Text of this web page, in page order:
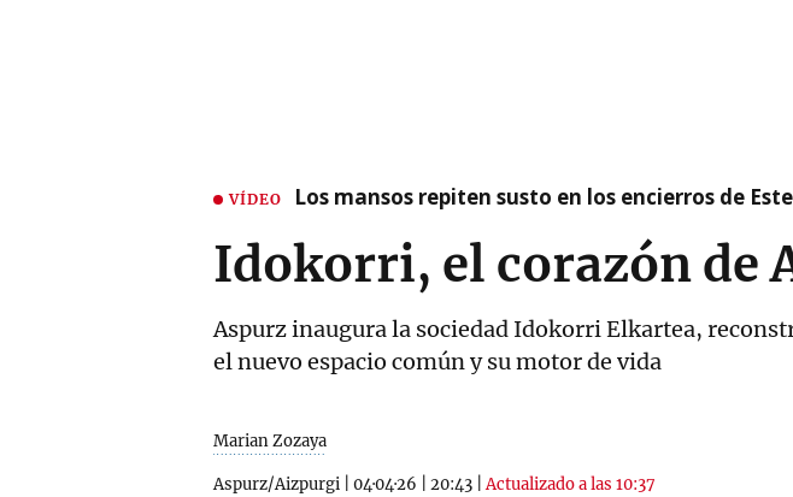
VÍDEO Los mansos repiten susto en los encierros de
Idokorri, el corazón de
Aspurz inaugura la sociedad Idokorri Elkartea,
el nuevo espacio común y su motor de vida
Marian Zozaya
Aspurz/Aizpurgi 04·04·26 20:43 |Actualizado a las 10:37